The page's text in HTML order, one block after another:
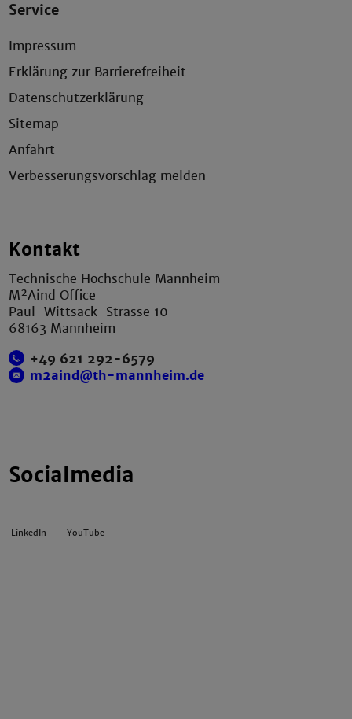
Service
Impressum
Erklärung zur Barrierefreiheit
Datenschutzerklärung
Sitemap
Anfahrt
Verbesserungsvorschlag melden
Kontakt
Technische Hochschule Mannheim
M²Aind Office
Paul-Wittsack-Strasse 10
68163 Mannheim
+49 621 292-6579
m2aind@th-mannheim.de
Socialmedia
LinkedIn YouTube